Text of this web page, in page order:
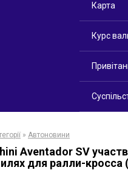
Карта
Курс
» Автоновини
Aventador SV
для ралли-